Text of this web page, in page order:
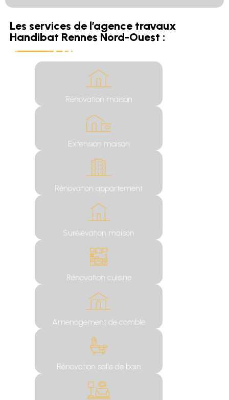
Les services de l’agence travaux
Handibat Rennes Nord-Ouest :
Rénovation maison
Extension maison
Rénovation appartement
Surélévation maison
Rénovation cuisine
Aménagement de comble
Rénovation salle de bain